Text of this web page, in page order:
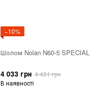
−10%
Шолом Nolan N60-5 SPECIAL
4 033 грн 4 481 грн
В наявності